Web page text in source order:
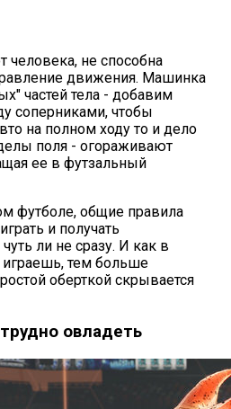
человека, не способна
движения. Машинка
частей тела - добавим
соперниками, чтобы
на полном ходу то и дело
поля - огораживают
ее в футзальный
футболе, общие правила
и получать
ли не сразу. И как в
тем больше
оберткой скрывается
овладеть